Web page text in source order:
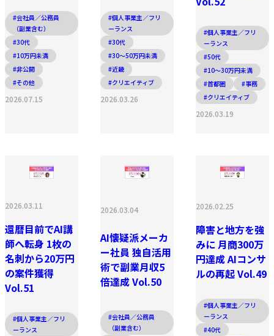
#会社員／公務員
（副業含む）
#30代
#10万円未満
#非公開
#その他
2026.07.15
#個人事業主／フリ
ーランス
#30代
#30〜50万円未満
#近畿
#クリエイティブ
2026.03.26
#個人事業主／フリ
ーランス
#50代
#10〜30万円未満
#首都圏
#事務
#クリエイティブ
2026.03.19
2026.03.11
還暦目前でAI講
師へ転身 1枚の
名刺から20万円
の案件獲得
Vol.51
#個人事業主／フリ
ーランス
2026.03.04
AI懐疑派メーカ
ー社員 独自活用
術で副業月収5
倍達成 Vol.50
#会社員／公務員
（副業含む）
2026.02.25
障害と地方を強
みに 月商300万
円達成 AIコンサ
ルの再起 Vol.49
#個人事業主／フリ
ーランス
#40代